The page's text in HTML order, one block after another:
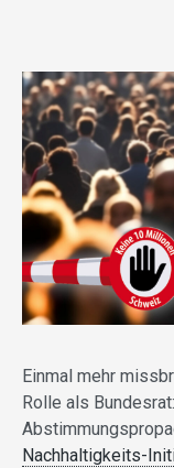
Einmal mehr
Rolle als
Nachhaltigkeits-